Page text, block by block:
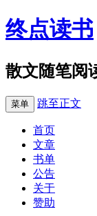
终点读书
散文随笔阅
菜单 跳至正文
首页
文章
书单
公告
关于
赞助